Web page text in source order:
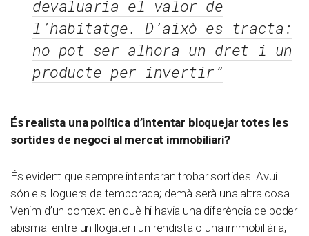
devaluaria el valor de
l’habitatge. D’això es tracta:
no pot ser alhora un dret i un
producte per invertir”
És realista una política d’intentar bloquejar totes les
sortides de negoci al mercat immobiliari?
És evident que sempre intentaran trobar sortides. Avui
són els lloguers de temporada; demà serà una altra cosa.
Venim d’un context en què hi havia una diferència de poder
abismal entre un llogater i un rendista o una immobiliària, i